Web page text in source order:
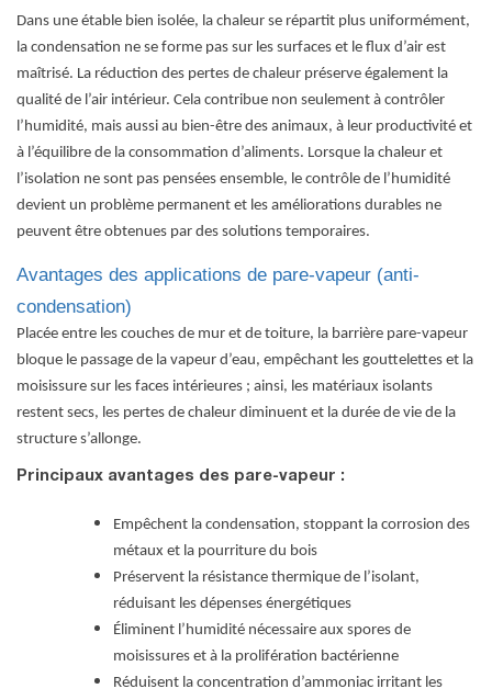
Dans une étable bien isolée, la chaleur se répartit plus uniformément,
la condensation ne se forme pas sur les surfaces et le flux d’air est
maîtrisé. La réduction des pertes de chaleur préserve également la
qualité de l’air intérieur. Cela contribue non seulement à contrôler
l’humidité, mais aussi au bien-être des animaux, à leur productivité et
à l’équilibre de la consommation d’aliments. Lorsque la chaleur et
l’isolation ne sont pas pensées ensemble, le contrôle de l’humidité
devient un problème permanent et les améliorations durables ne
peuvent être obtenues par des solutions temporaires.
Avantages des applications de pare-vapeur (anti-
condensation)
Placée entre les couches de mur et de toiture, la barrière pare-vapeur
bloque le passage de la vapeur d’eau, empêchant les gouttelettes et la
moisissure sur les faces intérieures ; ainsi, les matériaux isolants
restent secs, les pertes de chaleur diminuent et la durée de vie de la
structure s’allonge.
Principaux avantages des pare-vapeur :
Empêchent la condensation, stoppant la corrosion des
métaux et la pourriture du bois
Préservent la résistance thermique de l’isolant,
réduisant les dépenses énergétiques
Éliminent l’humidité nécessaire aux spores de
moisissures et à la prolifération bactérienne
Réduisent la concentration d’ammoniac irritant les